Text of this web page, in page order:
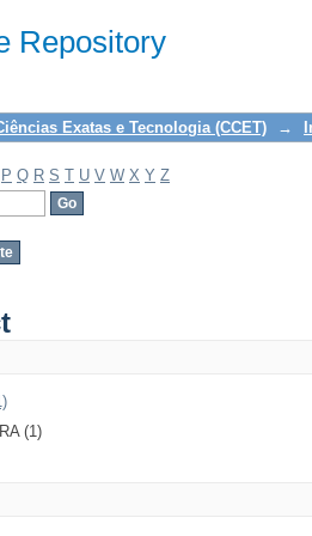
Repository
Exatas e Tecnologia (CCET) →
P Q R S T U V W X Y Z
(1)